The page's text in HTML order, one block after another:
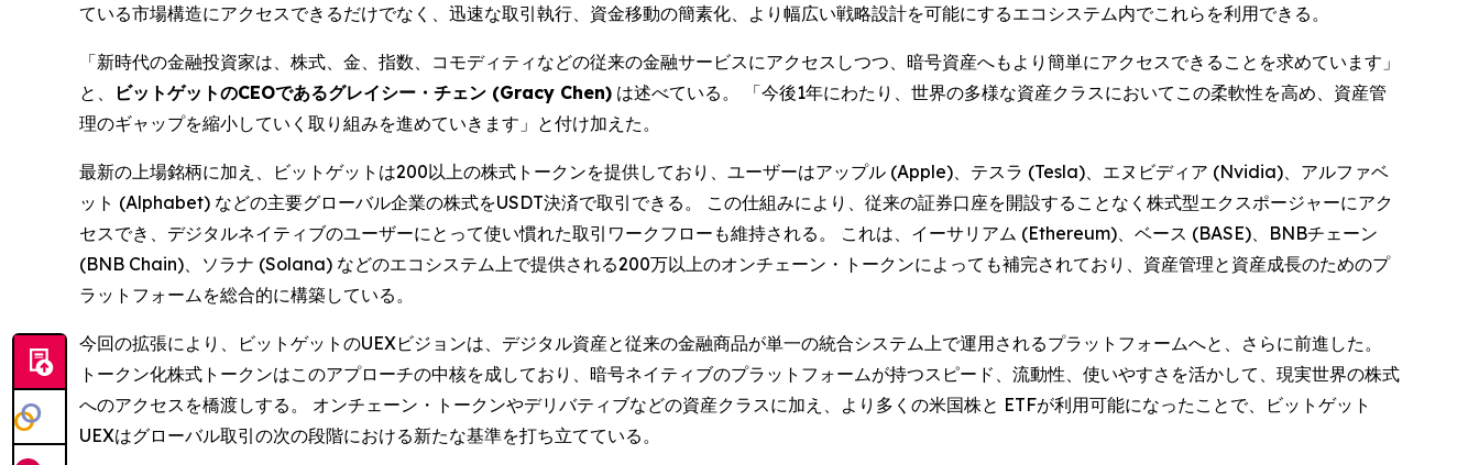
ている市場構造にアクセスできるだけでなく、迅速な取引執行、資金移動の簡素化、より幅広い戦略設計を可能にするエコシステム内でこれらを利用できる。
「新時代の金融投資家は、株式、金、指数、コモディティなどの従来の金融サービスにアクセスしつつ、暗号資産へもより簡単にアクセスできることを求めています」
と、
ビットゲットのCEOであるグレイシー・チェン (Gracy Chen) は述べている。 「今後1年にわたり、世界の多様な資産クラスにおいてこの柔軟性を高め、資産管
理のギャップを縮小していく取り組みを進めていきます」と付け加えた。
最新の上場銘柄に加え、ビットゲットは200以上の株式トークンを提供しており、ユーザーはアップル (Apple)、テスラ (Tesla)、エヌビディア (Nvidia)、アルファベ
ット (Alphabet) などの主要グローバル企業の株式をUSDT決済で取引できる。 この仕組みにより、従来の証券口座を開設することなく株式型エクスポージャーにアク
セスでき、デジタルネイティブのユーザーにとって使い慣れた取引ワークフローも維持される。 これは、イーサリアム (Ethereum)、ベース (BASE)、BNBチェーン
(BNB Chain)、ソラナ (Solana) などのエコシステム上で提供される200万以上のオンチェーン・トークンによっても補完されており、資産管理と資産成長のためのプ
ラットフォームを総合的に構築している。
今回の拡張により、ビットゲットのUEXビジョンは、デジタル資産と従来の金融商品が単一の統合システム上で運用されるプラットフォームへと、さらに前進した。
トークン化株式トークンはこのアプローチの中核を成しており、暗号ネイティブのプラットフォームが持つスピード、流動性、使いやすさを活かして、現実世界の株式
へのアクセスを橋渡しする。 オンチェーン・トークンやデリバティブなどの資産クラスに加え、より多くの米国株と ETFが利用可能になったことで、ビットゲット
UEXはグローバル取引の次の段階における新たな基準を打ち立てている。